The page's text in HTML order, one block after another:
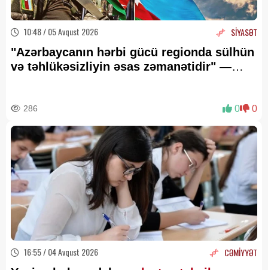
10:48 / 05 Avqust 2026 SİYASƏT
"Azərbaycanın hərbi gücü regionda sülhün
və təhlükəsizliyin əsas zəmanətidir" —
286 0 0
16:55 / 04 Avqust 2026 CƏMİYYƏT